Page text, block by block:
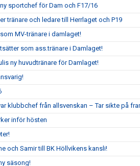
sportchef för Dam och F17/16
tränare och ledare till Herrlaget och P19
MV-tränare i damlaget!
som ass.tränare i Damlaget!
ny huvudtränare för Damlaget!
klubbchef från allsvenskan – Tar sikte på
inför hösten
och Samir till BK Höllvikens kansli!
säsong!